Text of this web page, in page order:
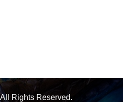
Rights Reserved.